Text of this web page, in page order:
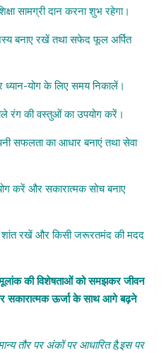
सामग्री दान करना शुभ रहेगा।
बनाए रखें तथा सफेद फूल अर्पित
योग के लिए समय निकालें।
रंग की वस्तुओं का उपयोग करें।
सफलता का आधार बनाएं तथा सेवा
करें और सकारात्मक सोच बनाए
शांत रखें और किसी जरूरतमंद की मदद
की विशेषताओं को समझकर जीवन
सकारात्मक ऊर्जा के साथ आगे बढ़ने
तौर पर अंकों पर आधारित है,इस पर